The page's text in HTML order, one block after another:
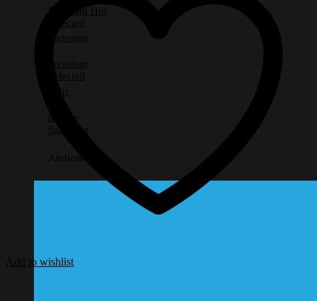
Premium
Selected
Samsung
Premium
Selected
Lens
iPhone
Samsung
Android อื่นๆ
Add to wishlist